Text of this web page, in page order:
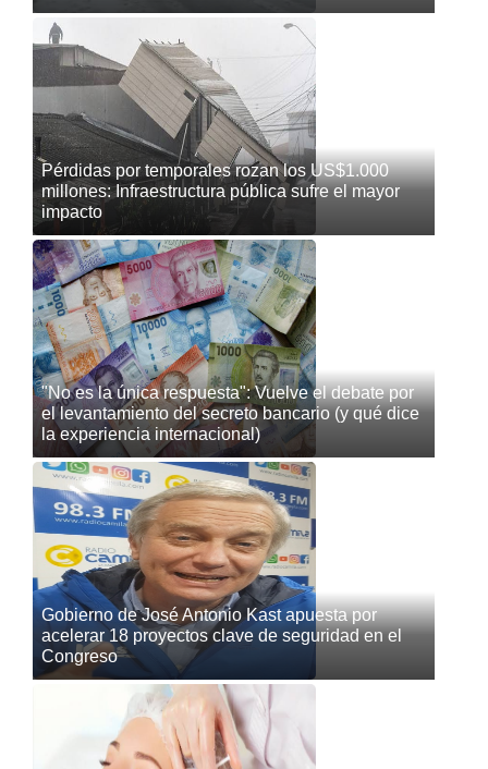
Pérdidas por temporales rozan los US$1.000
millones: Infraestructura pública sufre el mayor
impacto
"No es la única respuesta": Vuelve el debate por
el levantamiento del secreto bancario (y qué dice
la experiencia internacional)
Gobierno de José Antonio Kast apuesta por
acelerar 18 proyectos clave de seguridad en el
Congreso